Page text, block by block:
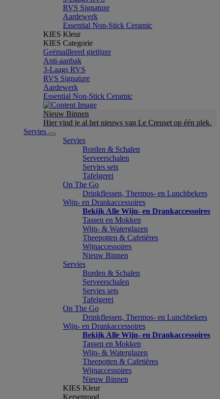
RVS Signature
Aardewerk
Essential Non-Stick Ceramic
KIES Kleur
KIES Categorie
Geëmailleerd gietijzer
Anti-aanbak
3-Laags RVS
RVS Signature
Aardewerk
Essential Non-Stick Ceramic
Nieuw Binnen
Hier vind je al het nieuws van Le Creuset op één plek.
Servies
Servies
Borden & Schalen
Serveerschalen
Servies sets
Tafelgerei
On The Go
Drinkflessen, Thermos- en Lunchbekers
Wijn- en Drankaccessoires
Bekijk Alle Wijn- en Drankaccessoires
Tassen en Mokken
Wijn- & Waterglazen
Theepotten & Cafetières
Wijnaccessoires
Nieuw Binnen
Servies
Borden & Schalen
Serveerschalen
Servies sets
Tafelgerei
On The Go
Drinkflessen, Thermos- en Lunchbekers
Wijn- en Drankaccessoires
Bekijk Alle Wijn- en Drankaccessoires
Tassen en Mokken
Wijn- & Waterglazen
Theepotten & Cafetières
Wijnaccessoires
Nieuw Binnen
KIES Kleur
Kersenrood